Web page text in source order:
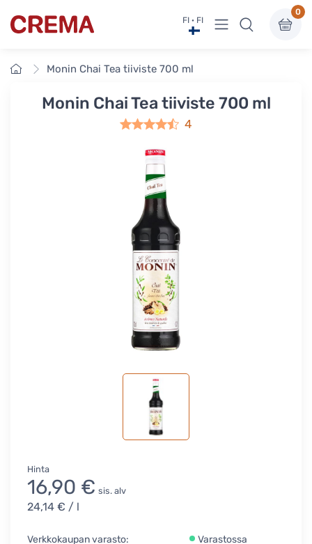
Crema FI · FI Näytä valikko
0
EtusivuMonin Chai Tea tiiviste 700 ml
Monin Chai Tea tiiviste 700 ml
4
Hinta
16,90 € sis. alv
24,14 € / l
Verkkokaupan varasto:
Varastossa